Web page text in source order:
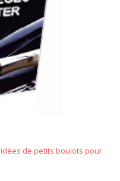
idées de petits boulots pour